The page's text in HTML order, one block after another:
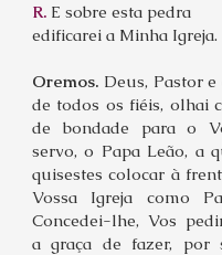
R. E sobre esta pedra
edificarei a Minha Igreja.
Oremos. Deus, Pastor
de todos os fiéis, olhai
de bondade para o
servo, o Papa Leão, a
quisestes colocar à
Vossa Igreja como
Concedei-lhe, Vos
a graça de fazer, por